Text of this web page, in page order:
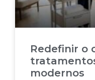
Redefinir o
modernos